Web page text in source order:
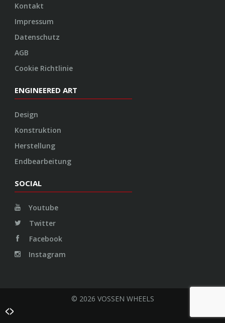
Kontakt
Impressum
Datenschutz
AGB
Cookie Richtlinie
ENGINEERED ART
Design
Konstruktion
Herstellung
Endbearbeitung
SOCIAL
Youtube
Twitter
Facebook
Instagram
© 2026 VOSSEN WHEELS